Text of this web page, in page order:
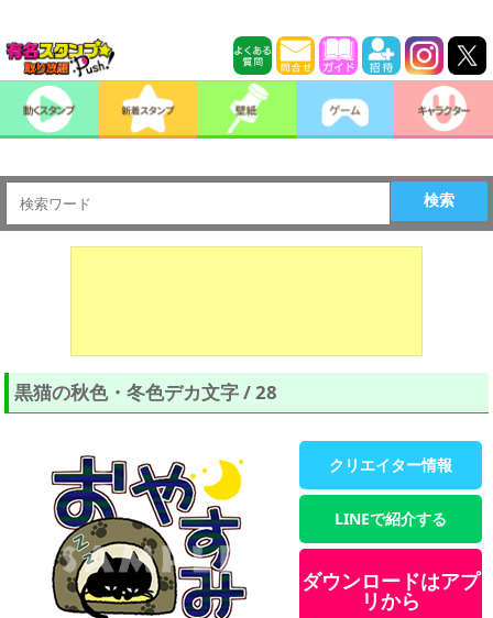
検索
黒猫の秋色・冬色デカ文字 / 28
クリエイター情報
LINEで紹介する
ダウンロードはアプ
リから